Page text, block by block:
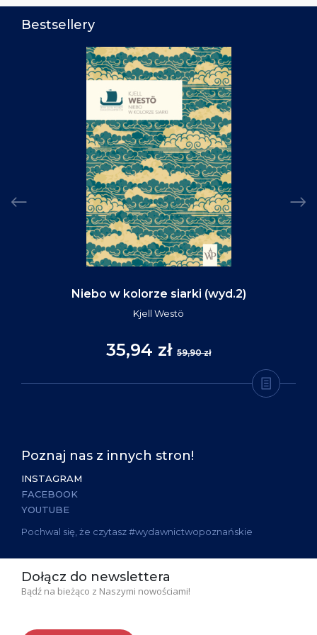
Bestsellery
Niebo w kolorze siarki (wyd.2)
Kjell Westö
35,94 zł 59,90 zł
Poznaj nas z innych stron!
INSTAGRAM
FACEBOOK
YOUTUBE
Pochwal się, że czytasz #wydawnictwopoznańskie
Dołącz do newslettera
Bądź na bieżąco z Naszymi nowościami!